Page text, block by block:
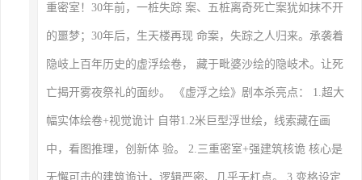
重密室！30年前，一桩失踪 案、五桩离奇死亡案犹如抹不开
的噩梦；30年后，生天楼再现 命案，失踪之人归来。承袭着
隐岐上百年历史的虚浮绘卷， 藏于毗婆沙绘的隐岐术。让死
亡揭开雾夜祭礼的面纱。 《虚浮之绘》剧本杀亮点： 1.超大
幅实体绘卷+视觉诡计 自带1.2米巨型浮世绘，线索藏在画
中，看图推理，创新体 验。 2.三重密室+强建筑核诡 核心是
无懈可击的建筑诡计，逻辑严密、几乎无杠点。 3.变格设定